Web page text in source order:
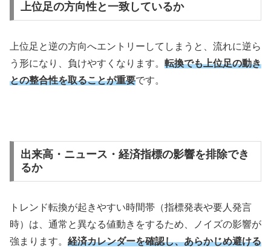
上位足の方向性と一致しているか
上位足と逆の方向へエントリーしてしまうと、流れに逆ら
う形になり、負けやすくなります。 転換でも上位足の動き
との整合性を取ることが重要です。
出来高・ニュース・経済指標の影響を排除でき
るか
トレンド転換が起きやすい時間帯（指標発表や要人発言
時）は、通常と異なる値動きをするため、ノイズの影響が
強まります。 経済カレンダーを確認し、あらかじめ避ける